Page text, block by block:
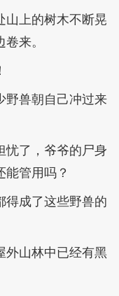
山上的树木不断晃
来。
野兽朝自己冲过来
忧了，爷爷的尸身
能管用吗？
得成了这些野兽的
外山林中已经有黑